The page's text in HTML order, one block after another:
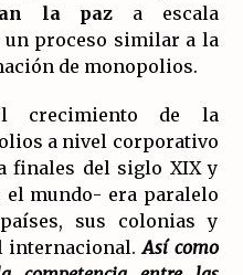
la paz a escala
proceso similar a la
de monopolios.
crecimiento de la
a nivel corporativo
finales del siglo XIX y
mundo- era paralelo
sus colonias y
internacional.Así como